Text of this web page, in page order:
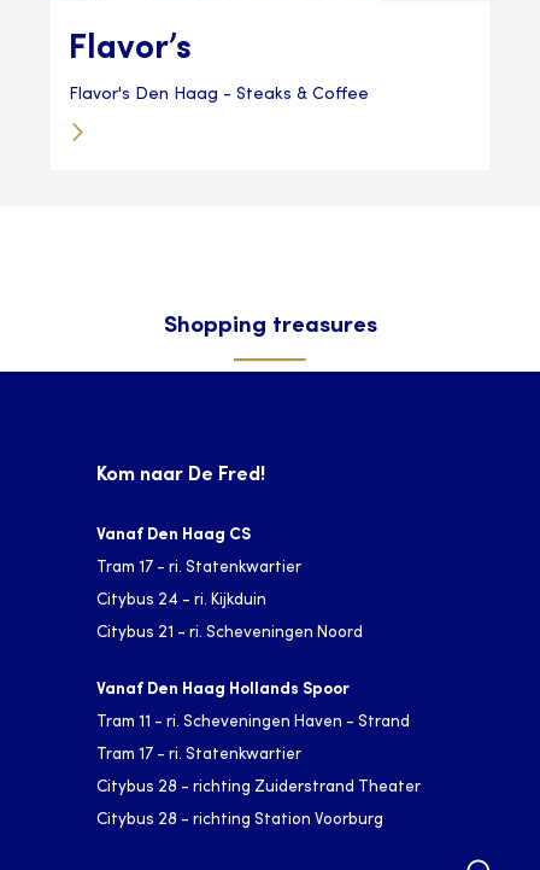
Flavor’s
Flavor's Den Haag - Steaks & Coffee
Shopping treasures
Kom naar De Fred!
Vanaf Den Haag CS
Tram 17 - ri. Statenkwartier
Citybus 24 - ri. Kijkduin
Citybus 21 - ri. Scheveningen Noord
Vanaf Den Haag Hollands Spoor
Tram 11 - ri. Scheveningen Haven - Strand
Tram 17 - ri. Statenkwartier
Citybus 28 - richting Zuiderstrand Theater
Citybus 28 - richting Station Voorburg